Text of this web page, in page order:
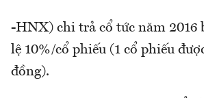
-HNX) chi trả cổ tức năm 2016
lệ 10%/cổ phiếu (1 cổ phiếu
đồng).